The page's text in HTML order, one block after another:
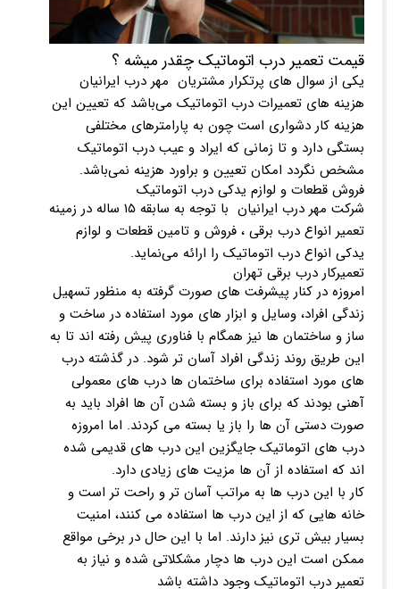
قیمت تعمیر درب اتوماتیک چقدر میشه ؟
یکی از سوال های پرتکرار مشتریان مهر درب ایرانیان
هزینه های تعمیرات درب اتوماتیک می‌باشد که تعیین این
هزینه کار دشواری است چون به پارامترهای مختلفی
بستگی دارد و تا زمانی که ایراد و عیب درب اتوماتیک
مشخص نگردد امکان تعیین و براورد هزینه نمی‌باشد.
فروش قطعات و لوازم یدکی درب اتوماتیک
شرکت مهر درب ایرانیان با توجه به سابقه ۱۵ ساله در زمینه
تعمیر انواع درب برقی ، فروش و تامین قطعات و لوازم
یدکی انواع درب اتوماتیک را ارائه می‌نماید.
تعمیرکار درب برقی تهران
امروزه در کنار پیشرفت های صورت گرفته به منظور تسهیل
زندگی افراد، وسایل و ابزار های مورد استفاده در ساخت و
ساز و ساختمان ها نیز همگام با فناوری پیش رفته اند تا به
این طریق روند زندگی افراد آسان تر شود. در گذشته درب
های مورد استفاده برای ساختمان ها درب های معمولی
آهنی بودند که برای باز و بسته شدن آن ها افراد باید به
صورت دستی آن ها را باز یا بسته می کردند. اما امروزه
درب های اتوماتیک جایگزین این درب های قدیمی شده
اند که استفاده از آن ها مزیت های زیادی دارد.
کار با این درب ها به مراتب آسان تر و راحت تر است و
خانه هایی که از این درب ها استفاده می کنند، امنیت
بسیار بیش تری نیز دارند. اما با این حال در برخی مواقع
ممکن است این درب ها دچار مشکلاتی شده و نیاز به
تعمیر درب اتوماتیک وجود داشته باشد